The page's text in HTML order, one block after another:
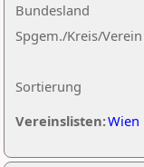
Sortierung
Bundesland
Spgem./Kreis/Verein
Vereinslisten:Wien